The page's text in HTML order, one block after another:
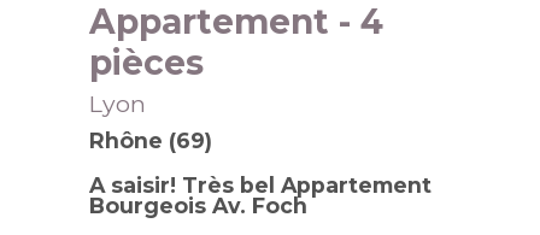
Appartement - 4
pièces
Lyon
Rhône (69)
A saisir! Très bel Appartement
Bourgeois Av. Foch